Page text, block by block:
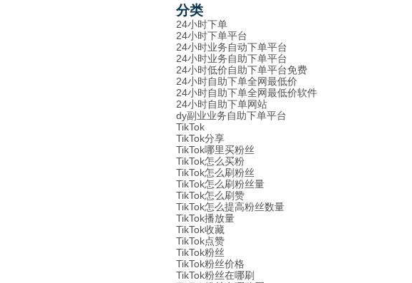
分类
24小时下单
24小时下单平台
24小时业务自动下单平台
24小时业务自助下单平台
24小时低价自助下单平台免费
24小时自助下单全网最低价
24小时自助下单全网最低价软件
24小时自助下单网站
dy副业业务自助下单平台
TikTok
TikTok分享
TikTok哪里买粉丝
TikTok怎么买粉
TikTok怎么刷粉丝
TikTok怎么刷粉丝量
TikTok怎么刷赞
TikTok怎么提高粉丝数量
TikTok播放量
TikTok收藏
TikTok点赞
TikTok粉丝
TikTok粉丝价格
TikTok粉丝在哪刷